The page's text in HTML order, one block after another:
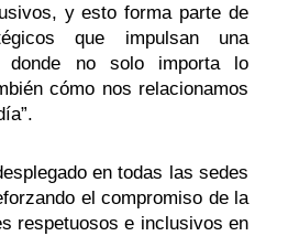
y esto forma parte de
que impulsan una
donde no solo importa lo
cómo nos relacionamos
en todas las sedes
el compromiso de la
respetuosos e inclusivos en